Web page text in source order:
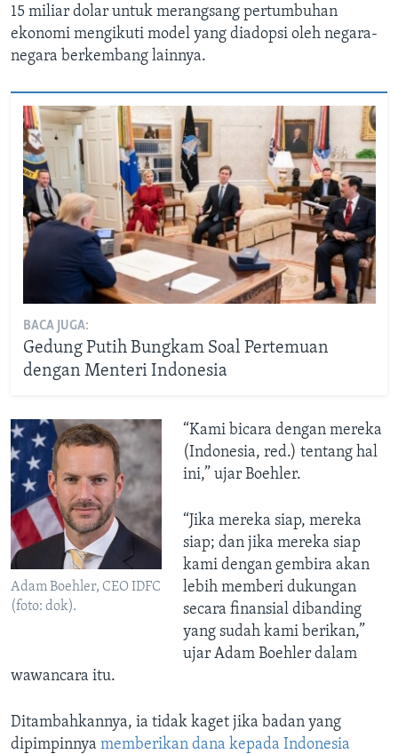
15 miliar dolar untuk merangsang pertumbuhan
ekonomi mengikuti model yang diadopsi oleh negara-
negara berkembang lainnya.
BACA JUGA:
Gedung Putih Bungkam Soal Pertemuan
dengan Menteri Indonesia
Adam Boehler, CEO IDFC
(foto: dok).
“Kami bicara dengan mereka
(Indonesia, red.) tentang hal
ini,” ujar Boehler.
“Jika mereka siap, mereka
siap; dan jika mereka siap
kami dengan gembira akan
lebih memberi dukungan
secara finansial dibanding
yang sudah kami berikan,”
ujar Adam Boehler dalam
wawancara itu.
Ditambahkannya, ia tidak kaget jika badan yang
dipimpinnya memberikan dana kepada Indonesia